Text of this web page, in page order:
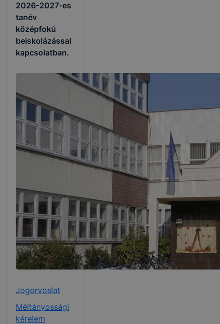
2026-2027-es
tanév
középfokú
beiskolázással
kapcsolatban.
Jogorvoslat
Méltányossági
kérelem